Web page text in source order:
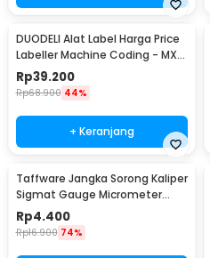
DUODELI Alat Label Harga Price
Labeller Machine Coding - MX-
5500
Rp39.200
Rp68.900 44%
+ Keranjang
Taffware Jangka Sorong Kaliper
Sigmat Gauge Micrometer
150mm - QST-600
Rp4.400
Rp16.900 74%